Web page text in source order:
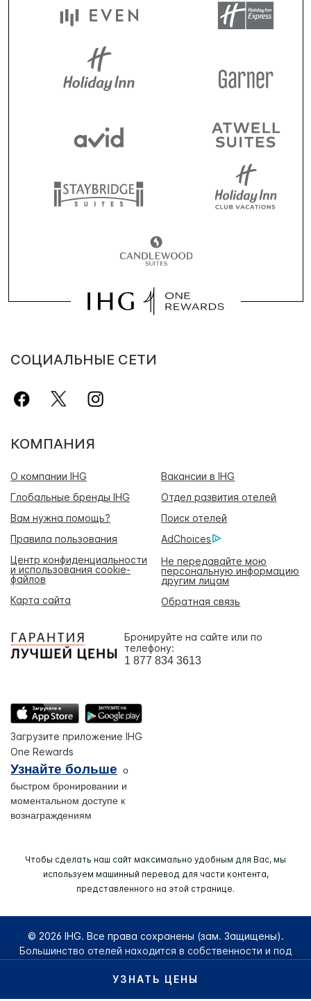
УЗНАТЬ ЦЕНЫ
СОЦИАЛЬНЫЕ СЕТИ
КОМПАНИЯ
О компании IHG
Вакансии в IHG
Глобальные бренды IHG
Отдел развития отелей
Вам нужна помощь?
Поиск отелей
Правила пользования
AdChoices
Центр конфиденциальности
и использования cookie-
файлов
Не передавайте мою
персональную информацию
другим лицам
Карта сайта
Обратная связь
Бронируйте на сайте или по
телефону:
1 877 834 3613
Загрузите приложение IHG
One Rewards
Узнайте больше о
быстром бронировании и
моментальном доступе к
вознаграждениям
Чтобы сделать наш сайт максимально удобным для Вас, мы
используем машинный перевод для части контента,
представленного на этой странице.
© 2026 IHG. Все права сохранены (зам. Защищены).
Большинство отелей находится в собственности и под